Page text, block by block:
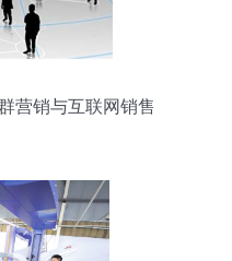
营销与互联网销售